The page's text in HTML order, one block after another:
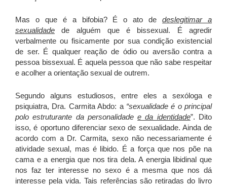
Mas o que é a bifobia? É o ato dedeslegitimar a
sexualidade de alguém que é bissexual. É agredir
verbalmente ou fisicamente por sua condição existencial
de ser. É qualquer reação de ódio ou aversão contra a
pessoa bissexual. É aquela pessoa que não sabe respeitar
e acolher a orientação sexual de outrem.
Segundo alguns estudiosos, entre eles a sexóloga e
psiquiatra, Dra. Carmita Abdo: a “sexualidade é o principal
polo estruturante da personalidadee da identidade”. Dito
isso, é oportuno diferenciar sexo de sexualidade. Ainda de
acordo com a Dr. Carmita, sexo não necessariamente é
atividade sexual, mas é libido. É a força que nos põe na
cama e a energia que nos tira dela. A energia libidinal que
nos faz ter interesse no sexo é a mesma que nos dá
interesse pela vida. Tais referências são retiradas do livro